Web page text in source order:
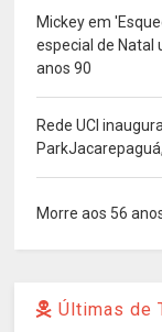
Mickey em
especial de Natal
anos 90
Rede UCI
Morre aos 56
Últimas de